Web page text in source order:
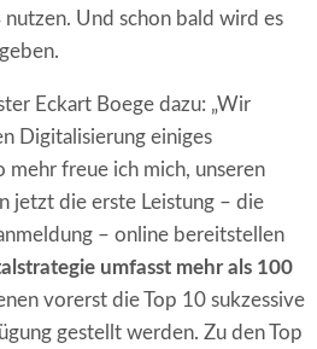
Und schon bald wird es
.
Eckart Boege dazu: „Wir
Digitalisierung einiges
mehr freue ich mich, unseren
jetzt die erste Leistung – die
– online bereitstellen
umfasst mehr als 100
vorerst die Top 10 sukzessive
gestellt werden. Zu den Top